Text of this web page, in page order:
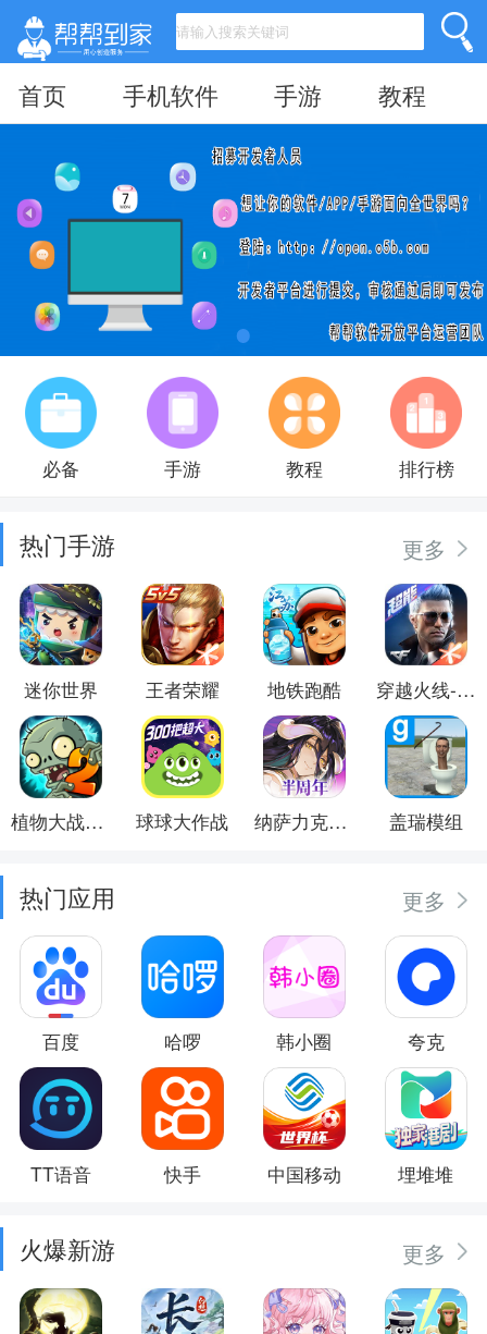
首页 手机软件 手游 教程
必备 手游 教程 排行榜
热门手游 更多
迷你世界 王者荣耀 地铁跑酷 穿越火线-枪战王者
植物大战僵尸2 球球大作战 纳萨力克之王 盖瑞模组
热门应用 更多
百度 哈啰 韩小圈 夸克
TT语音 快手 中国移动 埋堆堆
火爆新游 更多